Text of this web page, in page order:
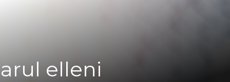
elleni